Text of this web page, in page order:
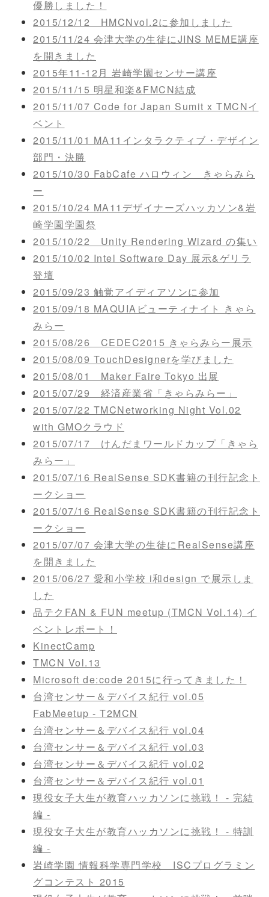
優勝しました！
2015/12/12 HMCNvol.2に参加しました
2015/11/24 会津大学の生徒にJINS MEME講座
を開きました
2015年11-12月 岩崎学園センサー講座
2015/11/15 明星和楽&FMCN結成
2015/11/07 Code for Japan Sumit x TMCNイ
ベント
2015/11/01 MA11インタラクティブ・デザイン
部門・決勝
2015/10/30 FabCafe ハロウィン きゃらみら
ー
2015/10/24 MA11デザイナーズハッカソン&岩
崎学園学園祭
2015/10/22 Unity Rendering Wizard の集い
2015/10/02 Intel Software Day 展示&ゲリラ
登壇
2015/09/23 触覚アイディアソンに参加
2015/09/18 MAQUIAビューティナイト きゃら
みらー
2015/08/26 CEDEC2015 きゃらみらー展示
2015/08/09 TouchDesignerを学びました
2015/08/01 Maker Faire Tokyo 出展
2015/07/29 経済産業省「きゃらみらー」
2015/07/22 TMCNetworking Night Vol.02
with GMOクラウド
2015/07/17 けんだまワールドカップ「きゃら
みらー」
2015/07/16 RealSense SDK書籍の刊行記念ト
ークショー
2015/07/16 RealSense SDK書籍の刊行記念ト
ークショー
2015/07/07 会津大学の生徒にRealSense講座
を開きました
2015/06/27 愛和小学校 i和design で展示しま
した
品テクFAN & FUN meetup (TMCN Vol.14) イ
ベントレポート！
KinectCamp
TMCN Vol.13
Microsoft de:code 2015に行ってきました！
台湾センサー＆デバイス紀行 vol.05
FabMeetup - T2MCN
台湾センサー＆デバイス紀行 vol.04
台湾センサー＆デバイス紀行 vol.03
台湾センサー＆デバイス紀行 vol.02
台湾センサー＆デバイス紀行 vol.01
現役女子大生が教育ハッカソンに挑戦！ - 完結
編 -
現役女子大生が教育ハッカソンに挑戦！ - 特訓
編 -
岩崎学園 情報科学専門学校 ISCプログラミン
グコンテスト 2015